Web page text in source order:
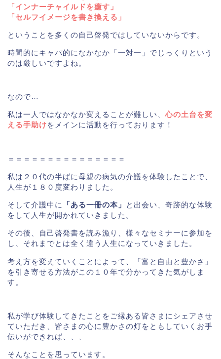
「インナーチャイルドを癒す」
「セルフイメージを書き換える」
ということを多くの自己啓発ではしていないからです。
時間的にキャパ的になかなか「一対一」でじっくりという
のは厳しいですよね。
なので…
私は一人ではなかなか変えることが難しい、 心の土台を変
える手助けをメインに活動を行っております！
＝＝＝＝＝＝＝＝＝＝＝＝＝＝＝
私は２０代の半ばに母親の病気の介護を体験したことで、
人生が１８０度変わりました。
そして介護中に 「ある一冊の本」
と出会い、奇跡的な体験
をして人生が開かれていきました。
その後、自己啓発書を読み漁り、様々なセミナーに参加を
し、それまでとは全く違う人生になっていきました。
考え方を変えていくことによって、「富と自由と豊かさ」
を引き寄せる方法がこの１０年で分かってきた気がしま
す。
私が学び体験してきたことをご縁ある皆さまにシェアさせ
ていただき、皆さまの心に豊かさの灯をともしていくお手
伝いができれば、、、
そんなことを思っています。